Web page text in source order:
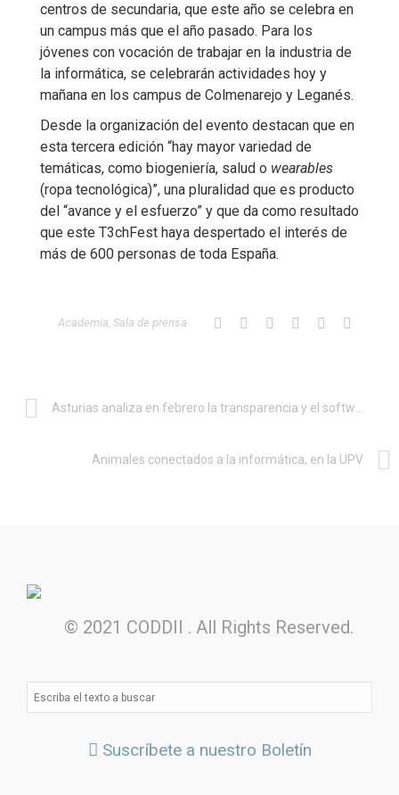
centros de secundaria, que este año se celebra en
un campus más que el año pasado. Para los
jóvenes con vocación de trabajar en la industria de
la informática, se celebrarán actividades hoy y
mañana en los campus de Colmenarejo y Leganés.
Desde la organización del evento destacan que en
esta tercera edición “hay mayor variedad de
temáticas, como biogeniería, salud o wearables
(ropa tecnológica)”, una pluralidad que es producto
del “avance y el esfuerzo” y que da como resultado
que este T3chFest haya despertado el interés de
más de 600 personas de toda España.
Academia, Sala de prensa
Animales conectados a la informática, en la UPV
© 2021 CODDII . All Rights Reserved.
Suscríbete a nuestro Boletín